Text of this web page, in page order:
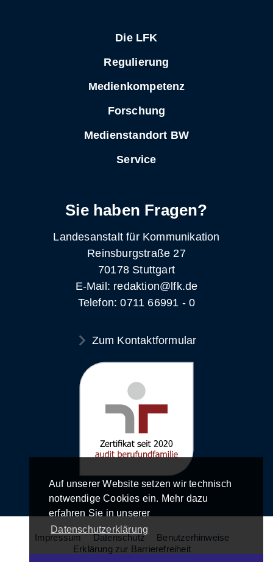
Auf unserer Website setzen wir technisch
notwendige Cookies ein. Mehr dazu
erfahren Sie in unserer
Datenschutzerklärung
Die LFK
Regulierung
Medienkompetenz
Forschung
Medienstandort BW
Service
Sie haben Fragen?
Landesanstalt für Kommunikation
Reinsburgstraße 27
70178 Stuttgart
E-Mail: redaktion@lfk.de
Telefon: 0711 66991 - 0
Zum Kontaktformular
Impressum Datenschutz
Benutzerhinweise
Erklärung zur Barrierefreiheit